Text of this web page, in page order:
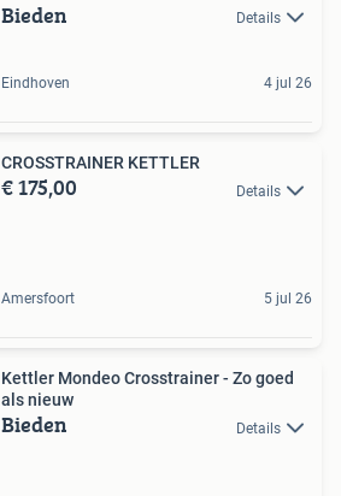
Bieden Details
Eindhoven 4 jul 26
CROSSTRAINER KETTLER
€ 175,00 Details
Amersfoort 5 jul 26
Kettler Mondeo Crosstrainer - Zo goed
als nieuw
Bieden Details